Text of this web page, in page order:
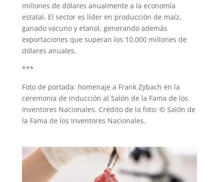
millones de dólares anualmente a la economía
estatal. El sector es líder en producción de maíz,
ganado vacuno y etanol, generando además
exportaciones que superan los 10.000 millones de
dólares anuales.
***
Foto de portada: homenaje a Frank Zybach en la
ceremonia de inducción al Salón de la Fama de los
Inventores Nacionales. Crédito de la foto: © Salón de
la Fama de los Inventores Nacionales.